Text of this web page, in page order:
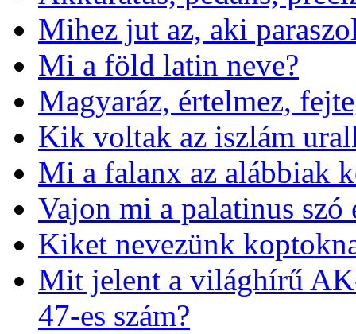
Mihez jut az, aki
Mi a föld latin neve?
Magyaráz, értelmez,
Kik voltak az iszlám
Mi a falanx az alábbiak
Vajon mi a palatinus szó
Kiket nevezünk
Mit jelent a világhírű
47-es szám?